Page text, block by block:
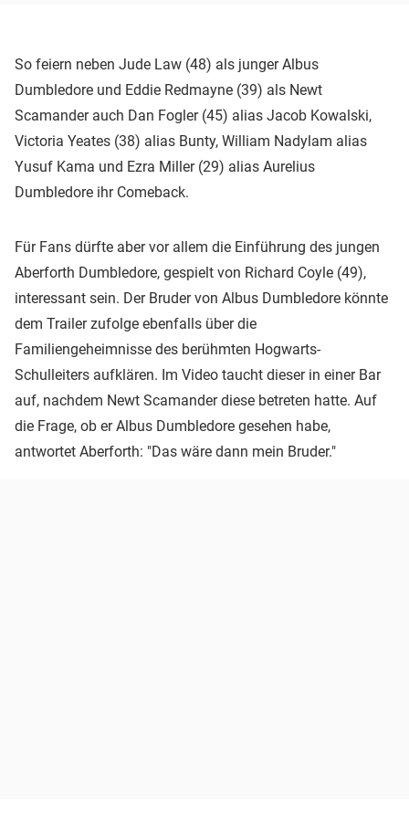
So feiern neben Jude Law (48) als junger Albus
Dumbledore und Eddie Redmayne (39) als Newt
Scamander auch Dan Fogler (45) alias Jacob Kowalski,
Victoria Yeates (38) alias Bunty, William Nadylam alias
Yusuf Kama und Ezra Miller (29) alias Aurelius
Dumbledore ihr Comeback.
Für Fans dürfte aber vor allem die Einführung des jungen
Aberforth Dumbledore, gespielt von Richard Coyle (49),
interessant sein. Der Bruder von Albus Dumbledore könnte
dem Trailer zufolge ebenfalls über die
Familiengeheimnisse des berühmten Hogwarts-
Schulleiters aufklären. Im Video taucht dieser in einer Bar
auf, nachdem Newt Scamander diese betreten hatte. Auf
die Frage, ob er Albus Dumbledore gesehen habe,
antwortet Aberforth: "Das wäre dann mein Bruder."